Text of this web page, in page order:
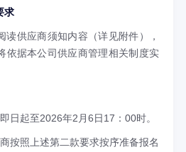
求
供应商须知内容（详见附件），
依据本公司供应商管理相关制度实
起至2026年2月6日17：00时。
照上述第二款要求按序准备报名